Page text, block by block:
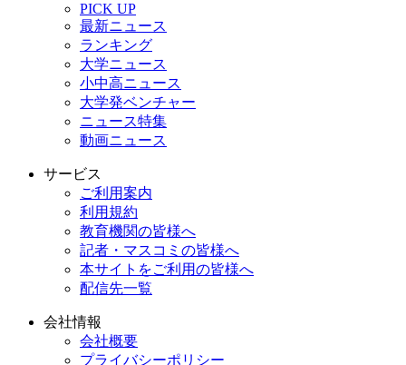
PICK UP
最新ニュース
ランキング
大学ニュース
小中高ニュース
大学発ベンチャー
ニュース特集
動画ニュース
サービス
ご利用案内
利用規約
教育機関の皆様へ
記者・マスコミの皆様へ
本サイトをご利用の皆様へ
配信先一覧
会社情報
会社概要
プライバシーポリシー